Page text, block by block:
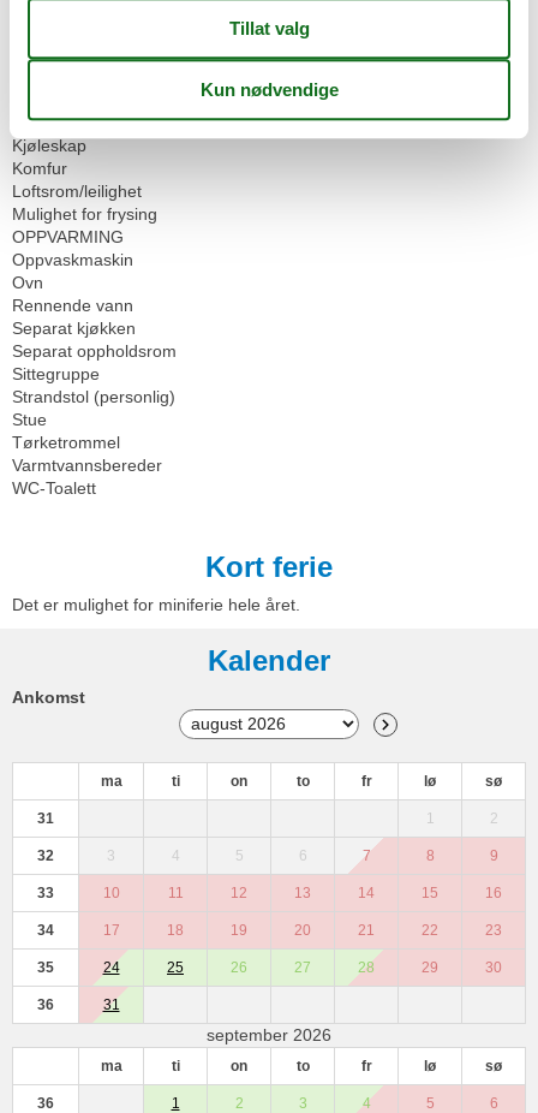
Felleskjøkken
Høy stol
Kaffemaskin
Kjøleskap
Komfur
Loftsrom/leilighet
Mulighet for frysing
OPPVARMING
Oppvaskmaskin
Ovn
Rennende vann
Separat kjøkken
Separat oppholdsrom
Sittegruppe
Strandstol (personlig)
Stue
Tørketrommel
Varmtvannsbereder
WC-Toalett
Kort ferie
Det er mulighet for miniferie hele året.
Kalender
Ankomst
ma ti on to fr lø sø
31 1 2
32 3 4 5 6 7 8 9
33 10 11 12 13 14 15 16
34 17 18 19 20 21 22 23
35 24 25 26 27 28 29 30
36 31
september 2026
ma ti on to fr lø sø
36 1 2 3 4 5 6